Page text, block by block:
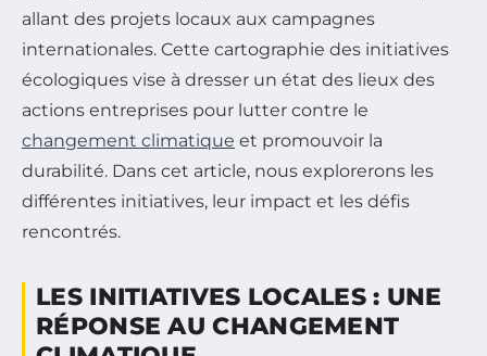
allant des projets locaux aux campagnes
internationales. Cette cartographie des initiatives
écologiques vise à dresser un état des lieux des
actions entreprises pour lutter contre le
changement climatique et promouvoir la
durabilité. Dans cet article, nous explorerons les
différentes initiatives, leur impact et les défis
rencontrés.
LES INITIATIVES LOCALES : UNE
RÉPONSE AU CHANGEMENT